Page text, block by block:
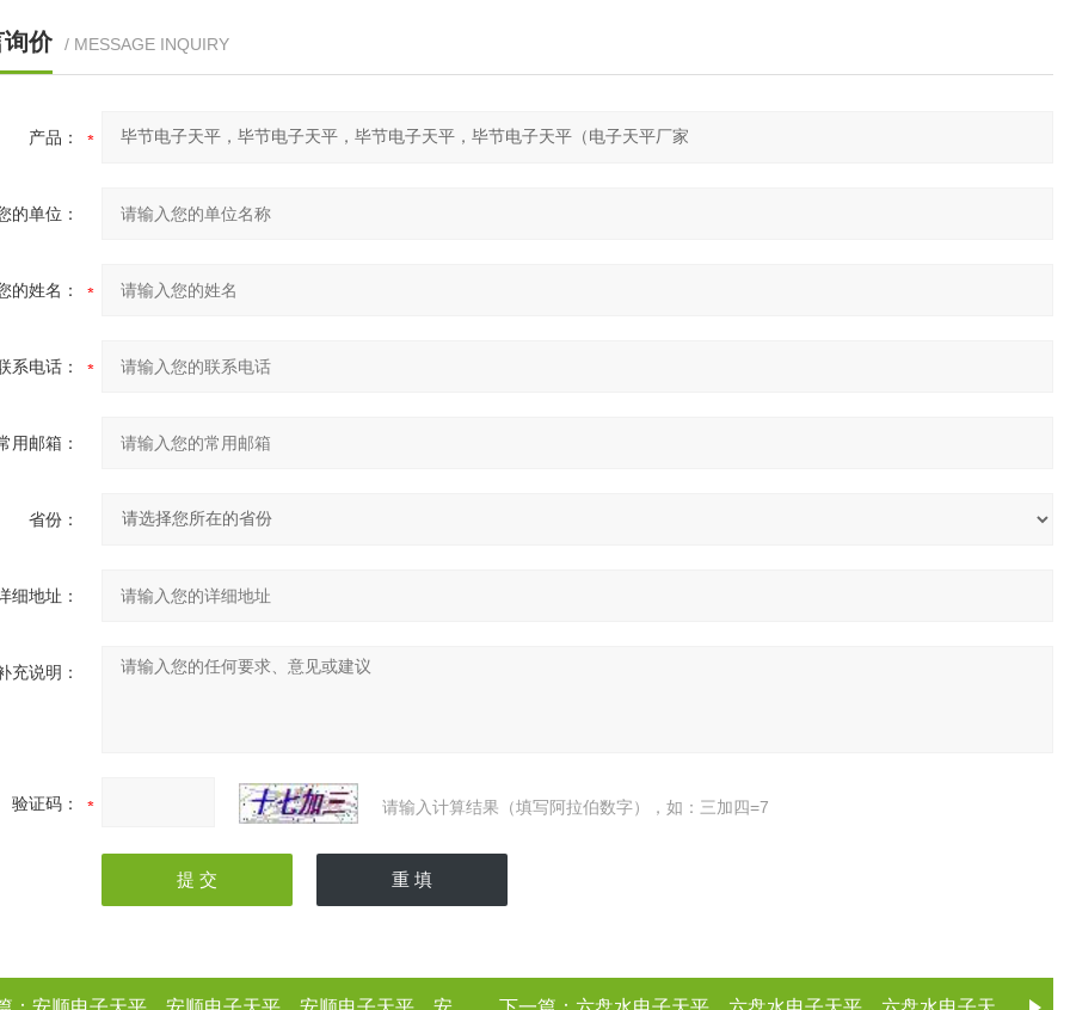
价 / MESSAGE INQUIRY
产品：
的单位：
的姓名：
系电话：
用邮箱：
省份：
细地址：
充说明：
验证码： 请输入计算结果（填写阿拉伯数字），如：三加四=7